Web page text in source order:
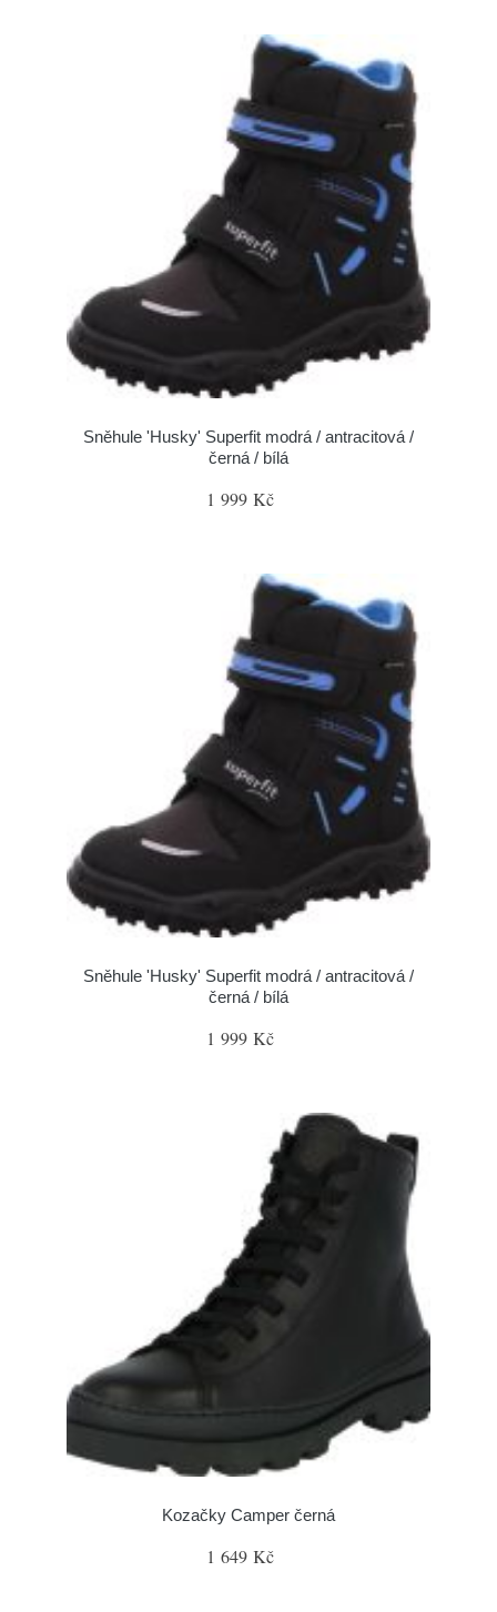
Sněhule 'Husky' Superfit modrá / antracitová /
černá / bílá
1 999 Kč
Sněhule 'Husky' Superfit modrá / antracitová /
černá / bílá
1 999 Kč
Kozačky Camper černá
1 649 Kč